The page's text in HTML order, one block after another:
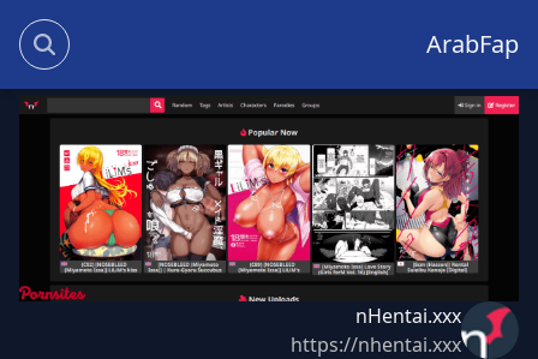
ArabFap
nHentai.xxx
https://nhentai.xxx